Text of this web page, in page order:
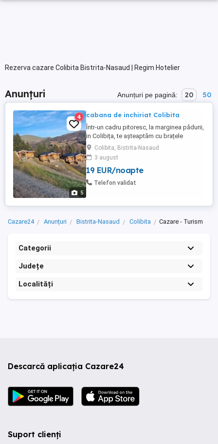
Rezerva cazare Colibita Bistrita-Nasaud | Regim Hotelier
Anunțuri Anunțuri pe pagină: 20 50
5
4 cabana de inchiriat Colibita
Într-un cadru pitoresc, la marginea pădurii,
in Colibița, te așteaptăm cu brațele
deschise un adevărat refugiu unde liniștea
naturii se îmbină armonios cu confortul
modern. Construită din bușteni și cu un
farmec ce amintește de poveștile
scandinave, această cabană este
Colibita, Bistrita-Nasaud
3 august
19 EUR/noapte
Telefon validat
Cazare24 Anunțuri Bistrita-Nasaud Colibita Cazare - Turism
Categorii
Județe
Localități
Descarcă aplicația Cazare24
Suport clienți